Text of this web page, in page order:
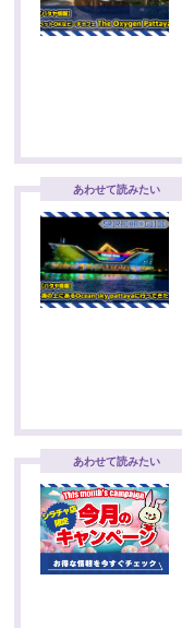
あわせて読みたい
あわせて読みたい